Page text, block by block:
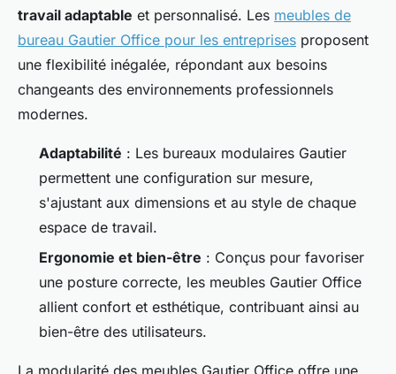
travail adaptable et personnalisé. Les meubles de
bureau Gautier Office pour les entreprises proposent
une flexibilité inégalée, répondant aux besoins
changeants des environnements professionnels
modernes.
Adaptabilité : Les bureaux modulaires Gautier
permettent une configuration sur mesure,
s'ajustant aux dimensions et au style de chaque
espace de travail.
Ergonomie et bien-être : Conçus pour favoriser
une posture correcte, les meubles Gautier Office
allient confort et esthétique, contribuant ainsi au
bien-être des utilisateurs.